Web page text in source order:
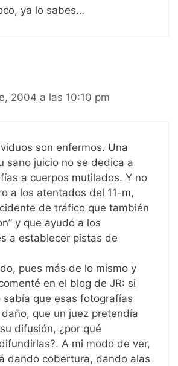
ya lo sabes…
2004 a las 10:10 pm
son enfermos. Una
sano juicio no se dedica a
a cuerpos mutilados. Y no
a los atentados del 11-m,
de tráfico que también
y que ayudó a los
a establecer pistas de
pues más de lo mismo y
en el blog de JR: si
sabía que esas fotografías
que un juez pretendía
difusión, ¿por qué
A mi modo de ver,
dando cobertura, dando alas